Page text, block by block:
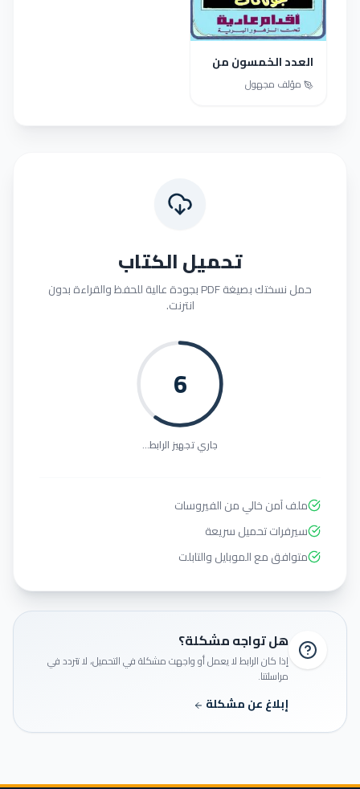
العدد الخمسون من
مجلة تان تان - السنة
السابعة
مؤلف مجهول
تحميل الكتاب
حمل نسختك بصيغة PDF بجودة عالية للحفظ والقراءة بدون
انترنت.
6
جاري تجهيز الرابط...
ملف آمن خالي من الفيروسات
سيرفرات تحميل سريعة
متوافق مع الموبايل والتابلت
هل تواجه مشكلة؟
إذا كان الرابط لا يعمل أو واجهت مشكلة في التحميل، لا تتردد في
مراسلتنا.
إبلاغ عن مشكلة